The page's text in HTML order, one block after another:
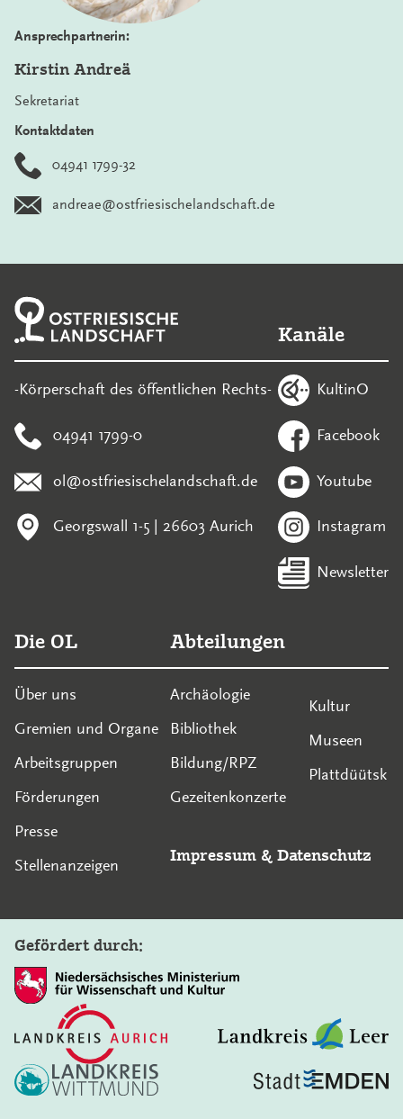
Ansprechpartnerin:
Kirstin Andreä
Sekretariat
Kontaktdaten
04941 1799-32
andreae@ostfriesischelandschaft.de
-Körperschaft des öffentlichen Rechts-
04941 1799-0
ol@ostfriesischelandschaft.de
Georgswall 1-5 | 26603 Aurich
Kanäle
KultinO
Facebook
Youtube
Instagram
Newsletter
Die OL
Über uns
Gremien und Organe
Arbeitsgruppen
Förderungen
Presse
Stellenanzeigen
Abteilungen
Archäologie
Bibliothek
Bildung/RPZ
Gezeitenkonzerte
Kultur
Museen
Plattdüütsk
Impressum & Datenschutz
Gefördert durch:
In diesem Bereich suchen: